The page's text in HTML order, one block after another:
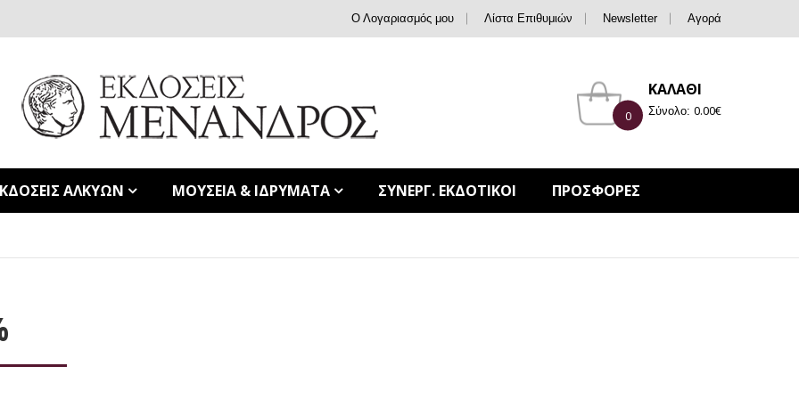
Ο Λογαριασμός μου Λίστα Επιθυμιών Newsletter Αγορά
ΚΑΛΑΘΙ
0 Σύνολο: 0.00€
ΑΛΚΥΩΝ ΜΟΥΣΕΙΑ & ΙΔΡΥΜΑΤΑ ΣΥΝΕΡΓ. ΕΚΔΟΤΙΚΟΙ ΠΡΟΣΦΟΡΕΣ